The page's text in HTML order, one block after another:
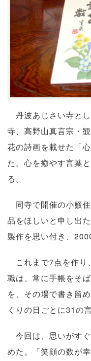
丹波あじさい寺と
寺、高野山真言宗・
花の詩画を載せた「
た。心を癒やす言葉
る。
同寺で開催の小籔
品をほしいと申し出
製作を思い付き、
これまで7点を作り
職は、常に手帳をそ
を、その場で書き留
くりの日ごとに31の
今回は、思いがす
めた。「笑顔の数が